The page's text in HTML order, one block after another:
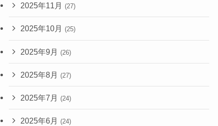
2025年11月 (27)
2025年10月 (25)
2025年9月 (26)
2025年8月 (27)
2025年7月 (24)
2025年6月 (24)